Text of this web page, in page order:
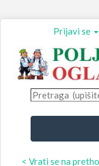
Prijavi se
< Vrati se na